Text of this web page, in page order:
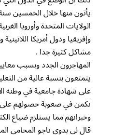
يأتون منها خلال الخمسين
الولايات المتحدة وأوروبا
وإفريقيا ودول أمريكا
مشاكل كثيرة جدا .
المهاجرون الجدد وبسبب
يتمتعون بنسبة عالية من
على شهادة جامعية في وطنه
تكمن في صعوبة حصولهم على
وخبراتهم مما يستلزم ضياع
قال لي بدوي تاجو المحامي